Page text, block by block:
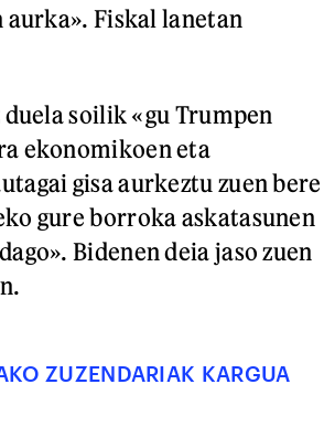
Fiskal lanetan
soilik «gu Trumpen
ekonomikoen eta
gisa aurkeztu zuen bere
gure borroka askatasunen
Bidenen deia jaso zuen
ZUZENDARIAK KARGUA